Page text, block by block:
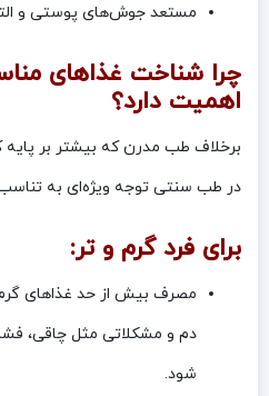
مستعد جوش‌های پوستی و
چرا شناخت غذاهای
اهمیت دارد؟
برخلاف طب مدرن که بیشتر بر پایه
در طب سنتی توجه ویژه‌ای به
برای فرد گرم و تر:
مصرف بیش از حد غذاهای
دم و مشکلاتی مثل چاقی،
شود.